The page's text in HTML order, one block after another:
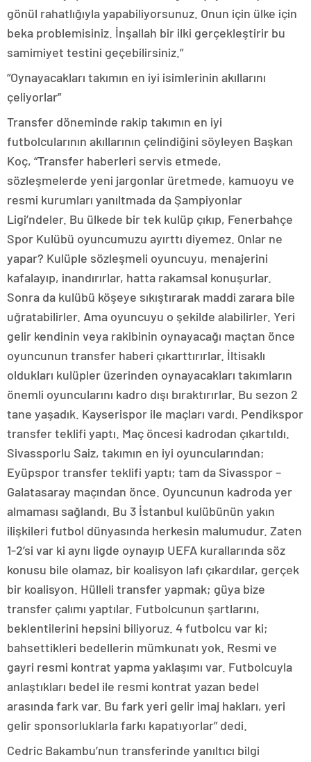
gönül rahatlığıyla yapabiliyorsunuz. Onun için ülke için
beka problemisiniz. İnşallah bir ilki gerçekleştirir bu
samimiyet testini geçebilirsiniz.”
“Oynayacakları takımın en iyi isimlerinin akıllarını
çeliyorlar”
Transfer döneminde rakip takımın en iyi
futbolcularının akıllarının çelindiğini söyleyen Başkan
Koç, “Transfer haberleri servis etmede,
sözleşmelerde yeni jargonlar üretmede, kamuoyu ve
resmi kurumları yanıltmada da Şampiyonlar
Ligi’ndeler. Bu ülkede bir tek kulüp çıkıp, Fenerbahçe
Spor Kulübü oyuncumuzu ayırttı diyemez. Onlar ne
yapar? Kulüple sözleşmeli oyuncuyu, menajerini
kafalayıp, inandırırlar, hatta rakamsal konuşurlar.
Sonra da kulübü köşeye sıkıştırarak maddi zarara bile
uğratabilirler. Ama oyuncuyu o şekilde alabilirler. Yeri
gelir kendinin veya rakibinin oynayacağı maçtan önce
oyuncunun transfer haberi çıkarttırırlar. İltisaklı
oldukları kulüpler üzerinden oynayacakları takımların
önemli oyuncularını kadro dışı bıraktırırlar. Bu sezon 2
tane yaşadık. Kayserispor ile maçları vardı. Pendikspor
transfer teklifi yaptı. Maç öncesi kadrodan çıkartıldı.
Sivassporlu Saiz, takımın en iyi oyuncularından;
Eyüpspor transfer teklifi yaptı; tam da Sivasspor –
Galatasaray maçından önce. Oyuncunun kadroda yer
almaması sağlandı. Bu 3 İstanbul kulübünün yakın
ilişkileri futbol dünyasında herkesin malumudur. Zaten
1-2’si var ki aynı ligde oynayıp UEFA kurallarında söz
konusu bile olamaz, bir koalisyon lafı çıkardılar, gerçek
bir koalisyon. Hülleli transfer yapmak; güya bize
transfer çalımı yaptılar. Futbolcunun şartlarını,
beklentilerini hepsini biliyoruz. 4 futbolcu var ki;
bahsettikleri bedellerin mümkunatı yok. Resmi ve
gayri resmi kontrat yapma yaklaşımı var. Futbolcuyla
anlaştıkları bedel ile resmi kontrat yazan bedel
arasında fark var. Bu fark yeri gelir imaj hakları, yeri
gelir sponsorluklarla farkı kapatıyorlar” dedi.
Cedric Bakambu’nun transferinde yanıltıcı bilgi